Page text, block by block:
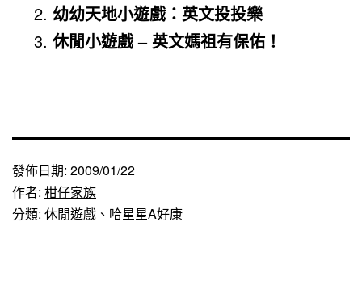
幼幼天地小遊戲：英文投投樂
休閒小遊戲 – 英文媽祖有保佑！
發佈日期: 2009/01/22
作者: 柑仔家族
分類: 休閒遊戲 、 哈星星A好康